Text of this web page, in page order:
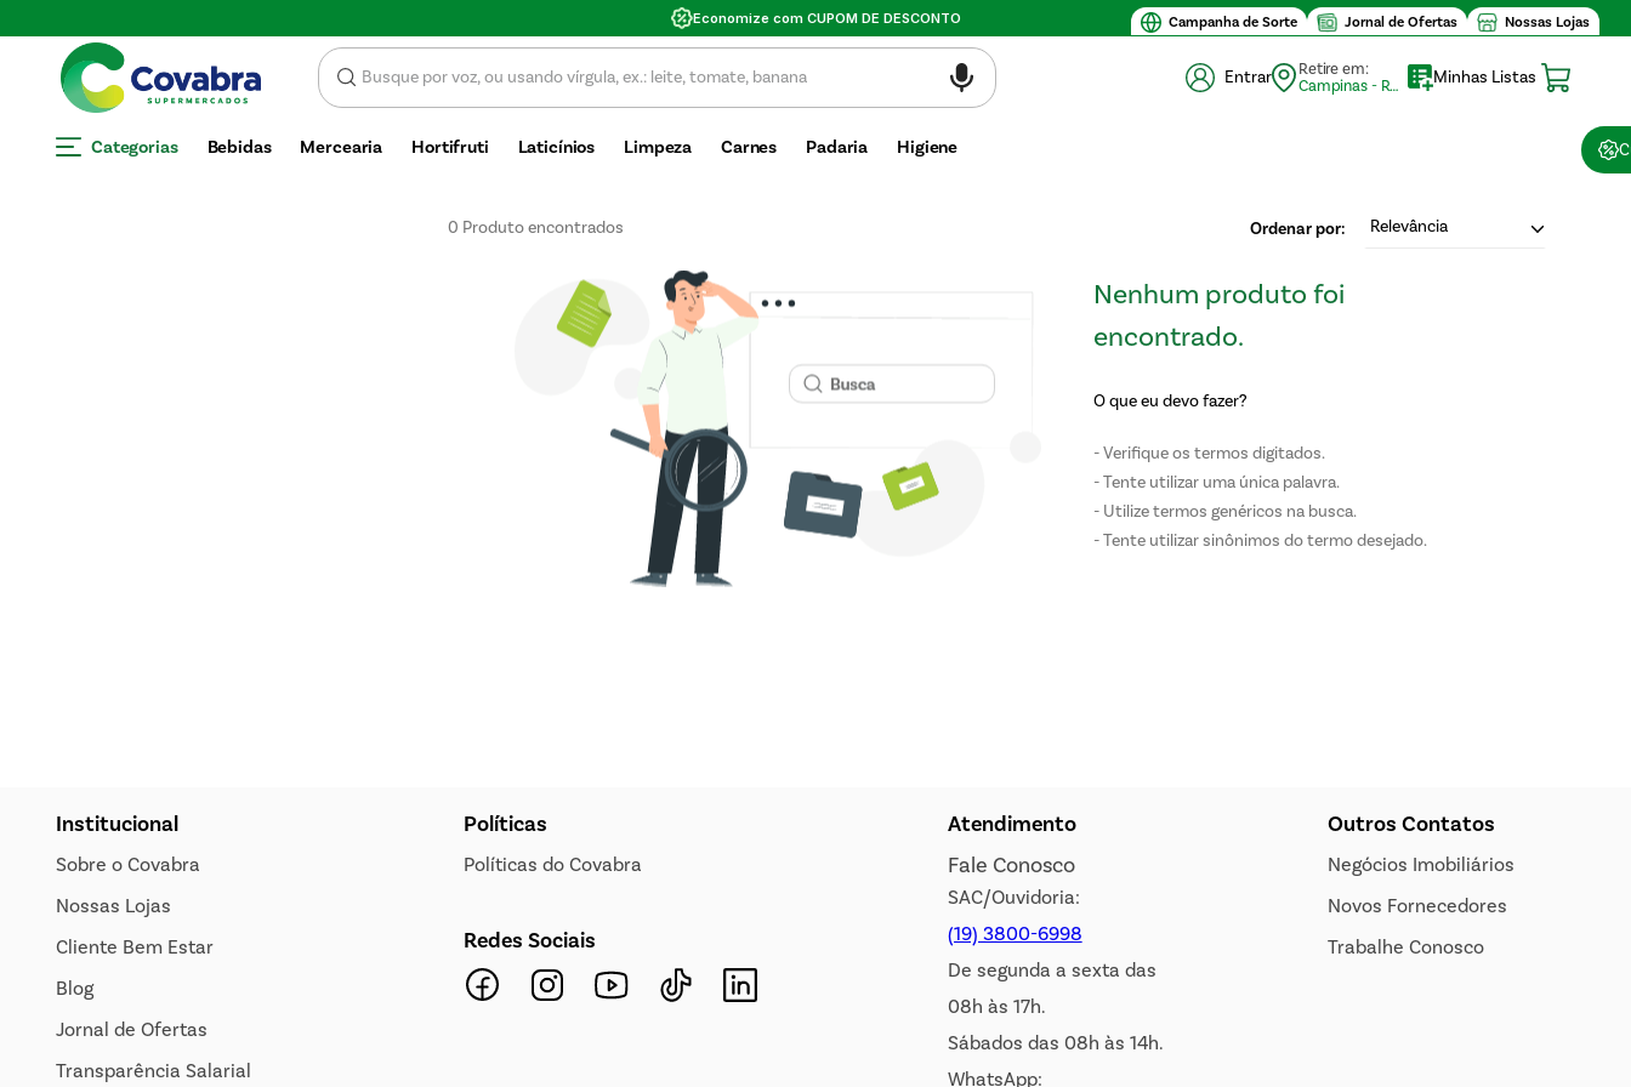
Campanha de Sorte Jornal de Ofertas Nossas Lojas
Economize com CUPOM DE DESCONTO
Entrar
Retire em:
Campinas - Retirada (10)
Minhas Listas
Categorias Bebidas Mercearia Hortifruti Laticínios Limpeza Carnes Padaria Higiene
0 Produto Relevância
O que eu devo fazer?
Verifique os termos digitados.
Tente utilizar uma única palavra.
Utilize termos genéricos na busca.
Tente utilizar sinônimos do termo desejado.
Institucional
Sobre o Covabra
Nossas Lojas
Cliente Bem Estar
Blog
Jornal de Ofertas
Transparência Salarial
Políticas
Políticas do Covabra
Redes Sociais
Atendimento
Fale Conosco
SAC/Ouvidoria:
(19) 3800-6998
De segunda a sexta das
08h às 17h.
Sábados das 08h às 14h.
WhatsApp:
Outros Contatos
Negócios Imobiliários
Novos Fornecedores
Trabalhe Conosco